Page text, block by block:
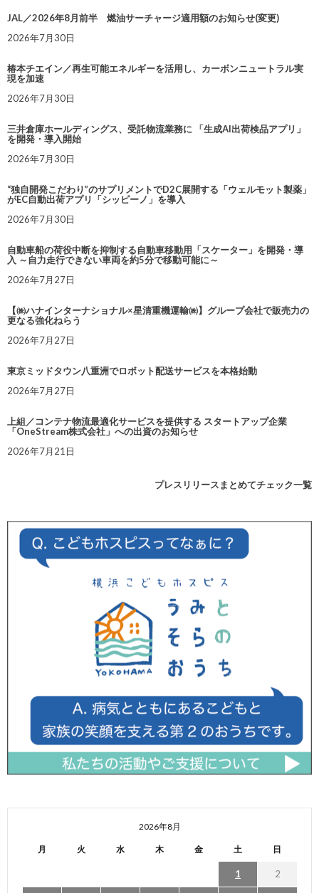
JAL／2026年8月前半 燃油サーチャージ適用額のお知らせ(変更)
2026年7月30日
椿本チエイン／再生可能エネルギーを活用し、カーボンニュートラル実
現を加速
2026年7月30日
三井倉庫ホールディングス、受託物流業務に 「生成AI出荷検品アプリ」
を開発・導入開始
2026年7月30日
“独自開発こだわり”のサプリメントでD2C展開する「ウェルモット製薬」
がEC自動出荷アプリ「シッピーノ」を導入
2026年7月30日
自動車船の荷役中断を抑制する自動車移動用「スケーター」を開発・導
入 ～自力走行できない車両を約5分で移動可能に～
2026年7月27日
【㈱ハナインターナショナル×星清重機運輸㈱】グループ会社で販売力の
更なる強化ねらう
2026年7月27日
東京ミッドタウン八重洲でロボット配送サービスを本格始動
2026年7月27日
上組／コンテナ物流最適化サービスを提供する スタートアップ企業
「OneStream株式会社」への出資のお知らせ
2026年7月21日
プレスリリースまとめてチェック一覧
2026年8月
月 火 水 木 金 土 日
1 2